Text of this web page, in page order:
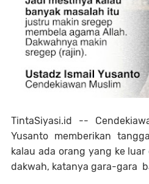
TintaSiyasi.id --
Yusanto memberikan
kalau ada orang yang ke
dakwah, katanya gara-gara